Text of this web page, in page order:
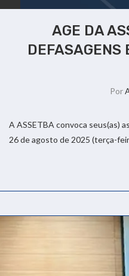
AGE DA
DEFASAGENS
Por
A ASSETBA convoca seus(as)
26 de agosto de 2025 (terça-